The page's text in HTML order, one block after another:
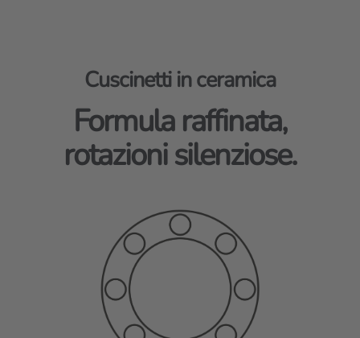
Cuscinetti in ceramica
Formula raffinata,
rotazioni silenziose.